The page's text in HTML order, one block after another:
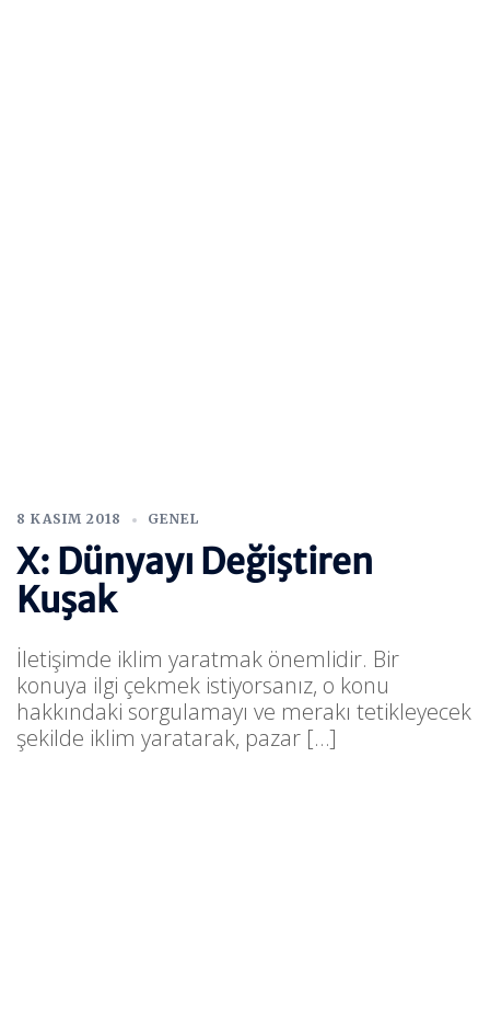
8 KASIM 2018 GENEL
X: Dünyayı Değiştiren
Kuşak
İletişimde iklim yaratmak önemlidir. Bir
konuya ilgi çekmek istiyorsanız, o konu
hakkındaki sorgulamayı ve merakı tetikleyecek
şekilde iklim yaratarak, pazar […]